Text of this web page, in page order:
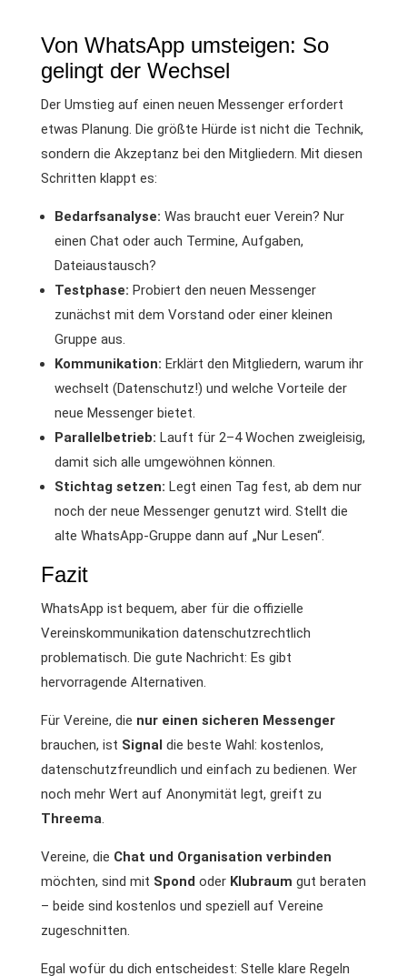
Von WhatsApp umsteigen: So
gelingt der Wechsel
Der Umstieg auf einen neuen Messenger erfordert
etwas Planung. Die größte Hürde ist nicht die Technik,
sondern die Akzeptanz bei den Mitgliedern. Mit diesen
Schritten klappt es:
Bedarfsanalyse: Was braucht euer Verein? Nur
einen Chat oder auch Termine, Aufgaben,
Dateiaustausch?
Testphase: Probiert den neuen Messenger
zunächst mit dem Vorstand oder einer kleinen
Gruppe aus.
Kommunikation: Erklärt den Mitgliedern, warum ihr
wechselt (Datenschutz!) und welche Vorteile der
neue Messenger bietet.
Parallelbetrieb: Lauft für 2–4 Wochen zweigleisig,
damit sich alle umgewöhnen können.
Stichtag setzen: Legt einen Tag fest, ab dem nur
noch der neue Messenger genutzt wird. Stellt die
alte WhatsApp-Gruppe dann auf „Nur Lesen“.
Fazit
WhatsApp ist bequem, aber für die offizielle
Vereinskommunikation datenschutzrechtlich
problematisch. Die gute Nachricht: Es gibt
hervorragende Alternativen.
Für Vereine, die nur einen sicheren Messenger
brauchen, ist Signal die beste Wahl: kostenlos,
datenschutzfreundlich und einfach zu bedienen. Wer
noch mehr Wert auf Anonymität legt, greift zu
Threema.
Vereine, die Chat und Organisation verbinden
möchten, sind mit Spond oder Klubraum gut beraten
– beide sind kostenlos und speziell auf Vereine
zugeschnitten.
Egal wofür du dich entscheidest: Stelle klare Regeln